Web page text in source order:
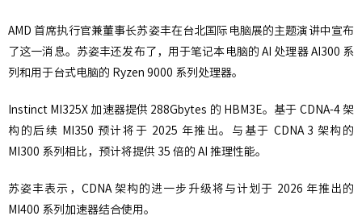
AMD 首席执行官兼董事长苏姿丰在台北国际电脑展的主题演讲中宣布
了这一消息。苏姿丰还发布了，用于笔记本电脑的 AI 处理器 AI300 系
列和用于台式电脑的 Ryzen 9000 系列处理器。
Instinct MI325X 加速器提供 288Gbytes 的 HBM3E。基于 CDNA-4 架
构的后续 MI350 预计将于 2025 年推出。与基于 CDNA 3 架构的
MI300 系列相比，预计将提供 35 倍的 AI 推理性能。
苏姿丰表示，CDNA 架构的进一步升级将与计划于 2026 年推出的
MI400 系列加速器结合使用。